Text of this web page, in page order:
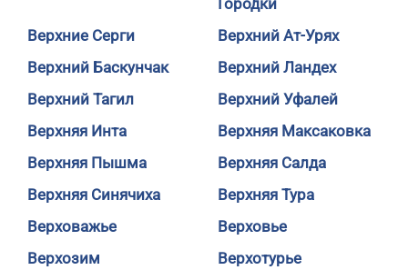
Городки
Верхние Серги
Верхний Ат-Урях
Верхний Баскунчак
Верхний Ландех
Верхний Тагил
Верхний Уфалей
Верхняя Инта
Верхняя Максаковка
Верхняя Пышма
Верхняя Салда
Верхняя Синячиха
Верхняя Тура
Верховажье
Верховье
Верхозим
Верхотурье